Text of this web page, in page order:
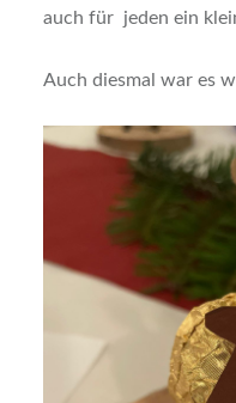
auch für jeden ein
Auch diesmal war es